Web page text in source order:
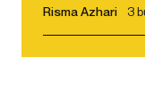
Risma Azhari 3